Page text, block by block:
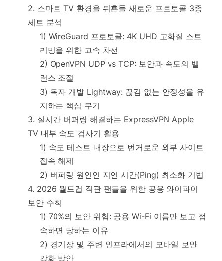
2. 스마트 TV 환경을 뒤흔들 새로운 프로토콜 3종
세트 분석
1) WireGuard 프로토콜: 4K UHD 고화질 스트
리밍을 위한 고속 차선
2) OpenVPN UDP vs TCP: 보안과 속도의 밸
런스 조절
3) 독자 개발 Lightway: 끊김 없는 안정성을 유
지하는 핵심 무기
3. 실시간 버퍼링 해결하는 ExpressVPN Apple
TV 내부 속도 검사기 활용
1) 속도 테스트 내장으로 번거로운 외부 사이트
접속 해제
2) 버퍼링 원인인 지연 시간(Ping) 최소화 기법
4. 2026 월드컵 직관 팬들을 위한 공용 와이파이
보안 수칙
1) 70%의 보안 위험: 공용 Wi-Fi 이름만 보고 접
속하면 당하는 이유
2) 경기장 및 주변 인프라에서의 모바일 보안
강화 방안